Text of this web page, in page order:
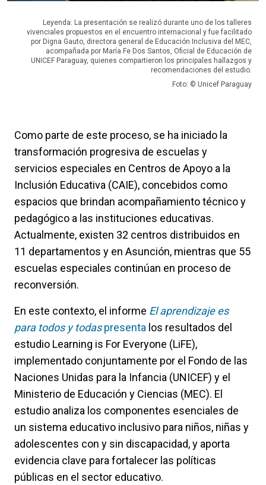
Leyenda: La presentación se realizó durante uno de los talleres
vivenciales propuestos en el encuentro internacional y fue facilitado
por Digna Gauto, directora general de Educación Inclusiva del MEC,
acompañada por María Fe Dos Santos, Oficial de Educación de
UNICEF Paraguay, quienes compartieron los principales hallazgos y
recomendaciones del estudio.
Foto: © Unicef Paraguay
Como parte de este proceso, se ha iniciado la
transformación progresiva de escuelas y
servicios especiales en Centros de Apoyo a la
Inclusión Educativa (CAIE), concebidos como
espacios que brindan acompañamiento técnico y
pedagógico a las instituciones educativas.
Actualmente, existen 32 centros distribuidos en
11 departamentos y en Asunción, mientras que 55
escuelas especiales continúan en proceso de
reconversión.
En este contexto, el informe El aprendizaje es
para todos y todaspresenta los resultados del
estudio Learning is For Everyone (LiFE),
implementado conjuntamente por el Fondo de las
Naciones Unidas para la Infancia (UNICEF) y el
Ministerio de Educación y Ciencias (MEC). El
estudio analiza los componentes esenciales de
un sistema educativo inclusivo para niños, niñas y
adolescentes con y sin discapacidad, y aporta
evidencia clave para fortalecer las políticas
públicas en el sector educativo.